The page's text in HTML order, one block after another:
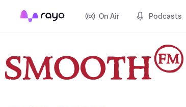
On Air Podcasts